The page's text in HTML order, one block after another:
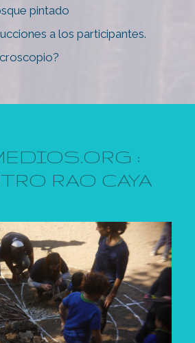
pintado
a los participantes.
:
RAO CAYA